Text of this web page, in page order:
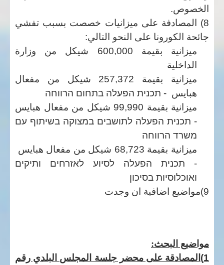
الخصوص.
8) المصادفة على ميزانيات خصصت بسبب تفشي
جائحة الكورونا على النحو التالي:
ميزانية بقيمة 600,000 شيكل من وزارة
الداخلية
ميزانية بقيمة 257,372 شيكل من مفعال
هبايس - תכנית הפעלה בתחום הרווחה
ميزانية بقيمة 99,990 شيكل من مفعال هبايس
- תכנית הפעלה לתושבים במצוקה בשיתוף עם
משרד הרווחה
ميزانية بقيمة 68,723 شيكل من مفعال هبايس
- תכנית הפעלה לסיוע לאזרחים ותיקים
ואוכלוסיות בסיכון
9)مواضيع اضافية ان وجدت
مواضيع البحث:
1)المصادقة على محضر جلسة المجلس البلدي رقم